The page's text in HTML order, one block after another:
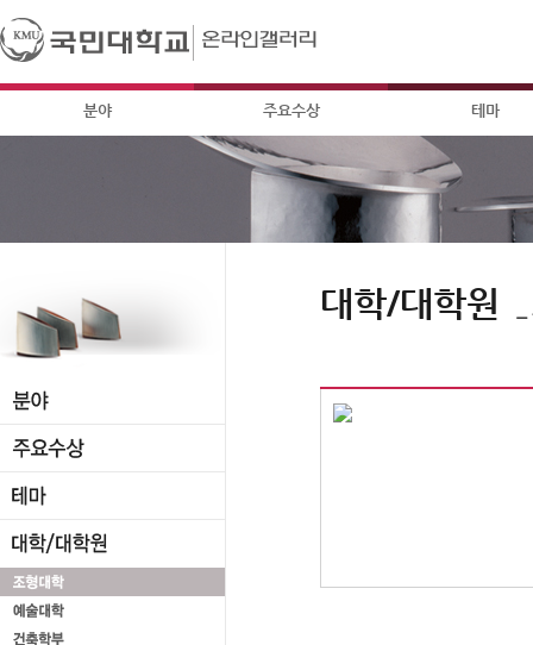
분야 주요수상 테마
대학/대학원